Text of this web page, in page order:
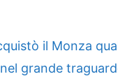
il Monza
grande